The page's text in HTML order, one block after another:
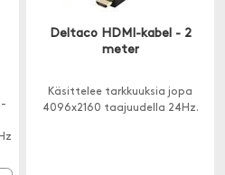
Deltaco HDMI-kabel - 2
meter
Käsittelee tarkkuuksia jopa
4096x2160 taajuudella 24Hz.